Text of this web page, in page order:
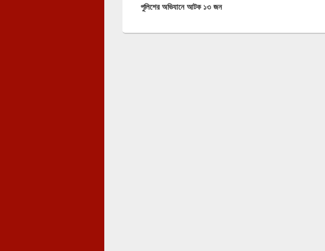
পুলিশের অভিযানে আটক ১৩ জন